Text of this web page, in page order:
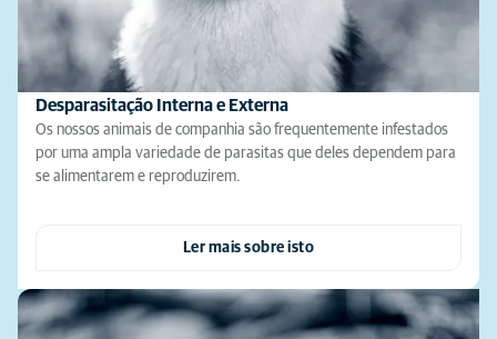
Desparasitação Interna e Externa
Os nossos animais de companhia são frequentemente infestados
por uma ampla variedade de parasitas que deles dependem para
se alimentarem e reproduzirem.
Ler mais sobre isto